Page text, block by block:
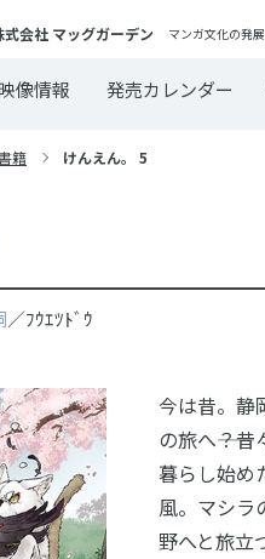
式会社 マッグガーデン マンガ文化の発
像情報 発売カレンダー
籍 けんえん。 5
／ﾌｳｴﾂﾄﾞｳ
今は昔。静
の旅へ――？
暮らし始め
風。マシラ
野へと旅立